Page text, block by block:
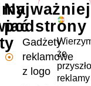
że
reklamy
podstrony
Gadżety
reklamowe
z logo